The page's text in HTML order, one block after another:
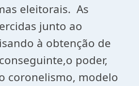
eleitorais. As
junto ao
à obtenção de
poder,
coronelismo, modelo